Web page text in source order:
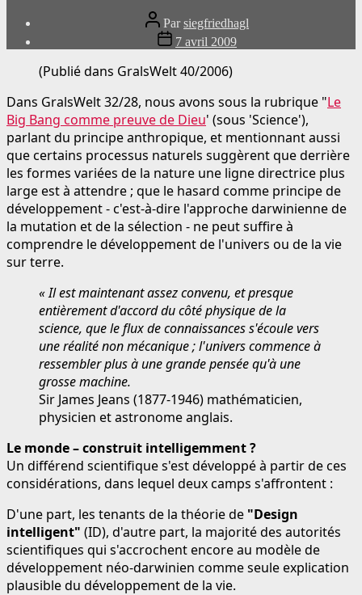
Auteur
du
message
Parsiegfriedhagl
Date
de
publication
7 avril 2009
(Publié dans GralsWelt 40/2006)
Dans GralsWelt 32/28, nous avons sous la rubrique "Le
Big Bang comme preuve de Dieu' (sous 'Science'),
parlant du principe anthropique, et mentionnant aussi
que certains processus naturels suggèrent que derrière
les formes variées de la nature une ligne directrice plus
large est à attendre ; que le hasard comme principe de
développement - c'est-à-dire l'approche darwinienne de
la mutation et de la sélection - ne peut suffire à
comprendre le développement de l'univers ou de la vie
sur terre.
« Il est maintenant assez convenu, et presque
entièrement d'accord du côté physique de la
science, que le flux de connaissances s'écoule vers
une réalité non mécanique ; l'univers commence à
ressembler plus à une grande pensée qu'à une
grosse machine.
Sir James Jeans (1877-1946) mathématicien,
physicien et astronome anglais.
Le monde – construit intelligemment ?
Un différend scientifique s'est développé à partir de ces
considérations, dans lequel deux camps s'affrontent :
D'une part, les tenants de la théorie de "Design
intelligent" (ID), d'autre part, la majorité des autorités
scientifiques qui s'accrochent encore au modèle de
développement néo-darwinien comme seule explication
plausible du développement de la vie.